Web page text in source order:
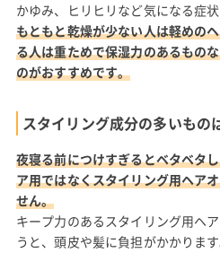
かゆみ、ヒリヒリなど気になる症
もともと乾燥が少ない人は軽めの
る人は重ためで保湿力のあるもの
のがおすすめです。
スタイリング成分の多いもの
夜寝る前につけすぎるとベタベタ
ア用ではなくスタイリング用ヘア
せん。
キープ力のあるスタイリング用ヘ
うと、頭皮や髪に負担がかかります